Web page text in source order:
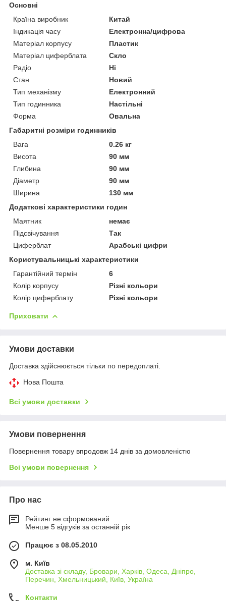
Основні
Країна виробник
Китай
Індикація часу
Електронна/цифрова
Матеріал корпусу
Пластик
Матеріал циферблата
Скло
Радіо
Ні
Стан
Новий
Тип механізму
Електронний
Тип годинника
Настільні
Форма
Овальна
Габаритні розміри годинників
Вага
0.26 кг
Висота
90 мм
Глибина
90 мм
Діаметр
90 мм
Ширина
130 мм
Додаткові характеристики годин
Маятник
немає
Підсвічування
Так
Циферблат
Арабські цифри
Користувальницькі характеристики
Гарантійний термін
6
Колір корпусу
Різні кольори
Колір циферблату
Різні кольори
Приховати
Умови доставки
Доставка здійснюється тільки по передоплаті.
Нова Пошта
Всі умови доставки
Умови повернення
Повернення товару впродовж 14 днів за домовленістю
Всі умови повернення
Про нас
Рейтинг не сформований
Менше 5 відгуків за останній рік
Працює з 08.05.2010
м. Київ
Доставка зі складу, Бровари, Харків, Одеса, Дніпро,
Перечин, Хмельницький, Київ, Україна
Контакти